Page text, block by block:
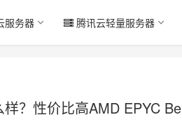
服务器 腾讯云轻量服务器
？性价比高AMD EPYC